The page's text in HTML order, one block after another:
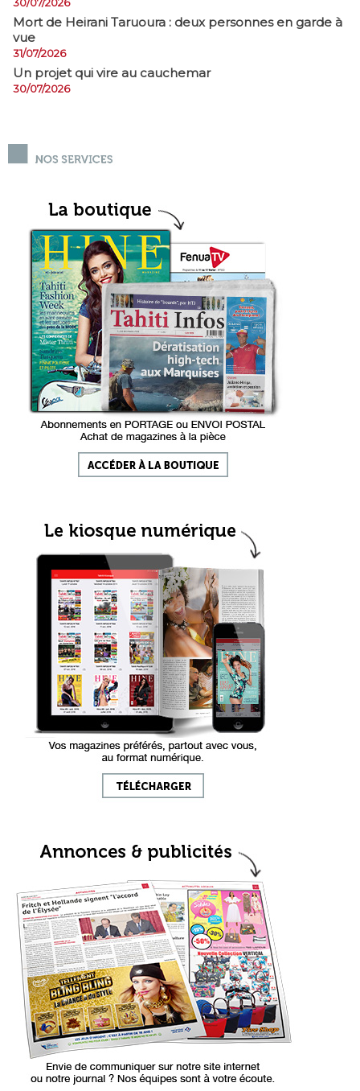
Mort de Heirani Taruoura : deux personnes en garde à
vue
31/07/2026
Un projet qui vire au cauchemar
30/07/2026